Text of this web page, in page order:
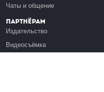
Чаты и общение
Партнёрам
Издательство
Видеосъёмка